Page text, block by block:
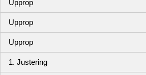
Upprop
Upprop
Upprop
1. Justering